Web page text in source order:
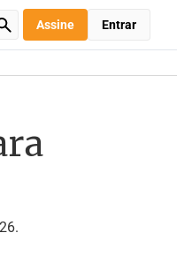
Assine Entrar